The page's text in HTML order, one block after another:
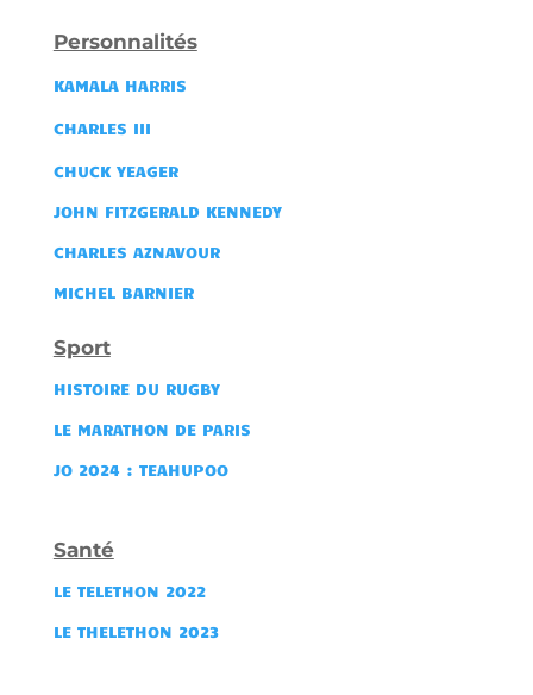
Personnalités
KAMALA HARRIS
CHARLES III
CHUCK YEAGER
JOHN FITZGERALD KENNEDY
CHARLES AZNAVOUR
MICHEL BARNIER
Sport
HISTOIRE DU RUGBY
LE MARATHON DE PARIS
JO 2024 : TEAHUPOO
Santé
LE TELETHON 2022
LE THELETHON 2023